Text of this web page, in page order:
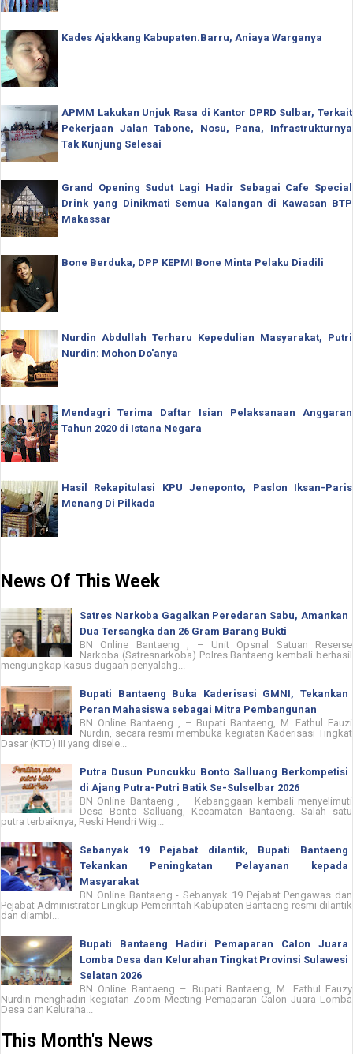
Kades Ajakkang Kabupaten.Barru, Aniaya Warganya
APMM Lakukan Unjuk Rasa di Kantor DPRD Sulbar, Terkait
Pekerjaan Jalan Tabone, Nosu, Pana, Infrastrukturnya
Tak Kunjung Selesai
Grand Opening Sudut Lagi Hadir Sebagai Cafe Special
Drink yang Dinikmati Semua Kalangan di Kawasan BTP
Makassar
Bone Berduka, DPP KEPMI Bone Minta Pelaku Diadili
Nurdin Abdullah Terharu Kepedulian Masyarakat, Putri
Nurdin: Mohon Do'anya
Mendagri Terima Daftar Isian Pelaksanaan Anggaran
Tahun 2020 di Istana Negara
Hasil Rekapitulasi KPU Jeneponto, Paslon Iksan-Paris
Menang Di Pilkada
News Of This Week
Satres Narkoba Gagalkan Peredaran Sabu, Amankan
Dua Tersangka dan 26 Gram Barang Bukti
BN Online Bantaeng , – Unit Opsnal Satuan Reserse
Narkoba (Satresnarkoba) Polres Bantaeng kembali berhasil
mengungkap kasus dugaan penyalahg...
Bupati Bantaeng Buka Kaderisasi GMNI, Tekankan
Peran Mahasiswa sebagai Mitra Pembangunan
BN Online Bantaeng , – Bupati Bantaeng, M. Fathul Fauzi
Nurdin, secara resmi membuka kegiatan Kaderisasi Tingkat
Dasar (KTD) III yang disele...
Putra Dusun Puncukku Bonto Salluang Berkompetisi
di Ajang Putra-Putri Batik Se-Sulselbar 2026
BN Online Bantaeng , – Kebanggaan kembali menyelimuti
Desa Bonto Salluang, Kecamatan Bantaeng. Salah satu
putra terbaiknya, Reski Hendri Wig...
Sebanyak 19 Pejabat dilantik, Bupati Bantaeng
Tekankan Peningkatan Pelayanan kepada
Masyarakat
BN Online Bantaeng - Sebanyak 19 Pejabat Pengawas dan
Pejabat Administrator Lingkup Pemerintah Kabupaten Bantaeng resmi dilantik
dan diambi...
Bupati Bantaeng Hadiri Pemaparan Calon Juara
Lomba Desa dan Kelurahan Tingkat Provinsi Sulawesi
Selatan 2026
BN Online Bantaeng – Bupati Bantaeng, M. Fathul Fauzy
Nurdin menghadiri kegiatan Zoom Meeting Pemaparan Calon Juara Lomba
Desa dan Keluraha...
This Month's News